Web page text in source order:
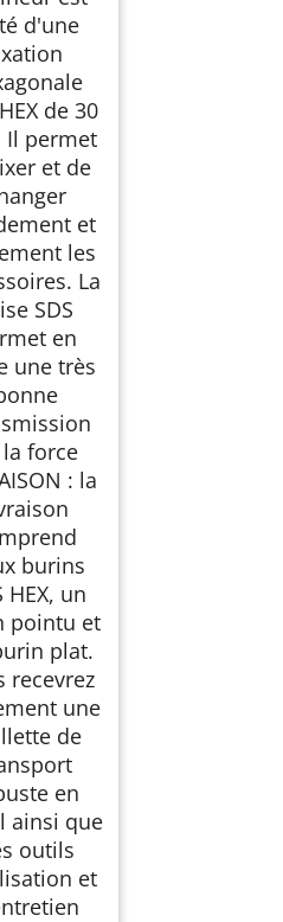
d'une
de 30
Il permet
et de
et
les
La
SDS
en
une très
force
: la
burins
HEX, un
pointu et
plat.
recevrez
une
de
en
ainsi que
outils
et